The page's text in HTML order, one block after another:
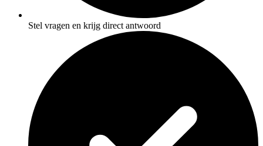
Stel vragen en krijg direct antwoord